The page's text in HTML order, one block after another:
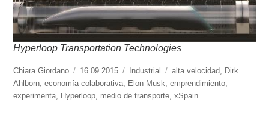
Hyperloop Transportation Technologies
https://www.experimenta.es/author/chiara-
giordano/
Chiara Giordano
Publicado
el
16.09.2015 Categorías
Industrial Etiquetas
alta velocidad Dirk
Ahlborn ,economía colaborativa Elon Musk ,emprendimiento
experimenta Hyperloop medio de transporte ,xSpain